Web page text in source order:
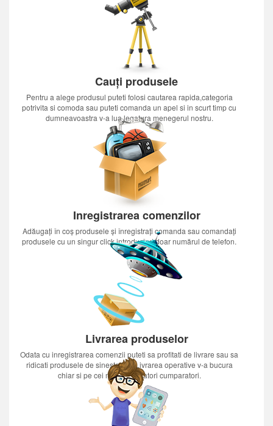
Cauți produsele
Pentru a alege produsul puteti folosi cautarea rapida,categoria
potrivita si comoda sau puteti comanda un apel si in scurt timp cu
dumneavoastra v-a lua legatura menegerul nostru.
Inregistrarea comenzilor
Adăugați în coș produsele și înregistrați comanda sau comandați
produsele cu un singur click introducînd doar numărul de telefon.
Livrarea produselor
Odata cu inregistrarea comenzii puteti sa profitati de livrare sau sa
ridicati produsele de sinestatator.Livrarea operative v-a bucura
chiar si pe cei mai nerabdatori cumparatori.